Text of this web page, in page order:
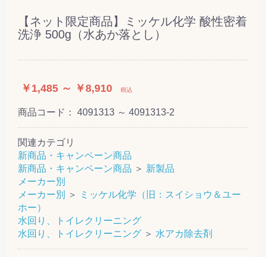
【ネット限定商品】ミッケル化学 酸性密着
洗浄 500g（水あか落とし）
￥1,485 ～ ￥8,910 税込
商品コード： 4091313 ～ 4091313-2
関連カテゴリ
新商品・キャンペーン商品
新商品・キャンペーン商品 ＞ 新製品
メーカー別
メーカー別
＞
ミッケル化学（旧：スイショウ＆ユー
ホー）
水回り、トイレクリーニング
水回り、トイレクリーニング ＞ 水アカ除去剤